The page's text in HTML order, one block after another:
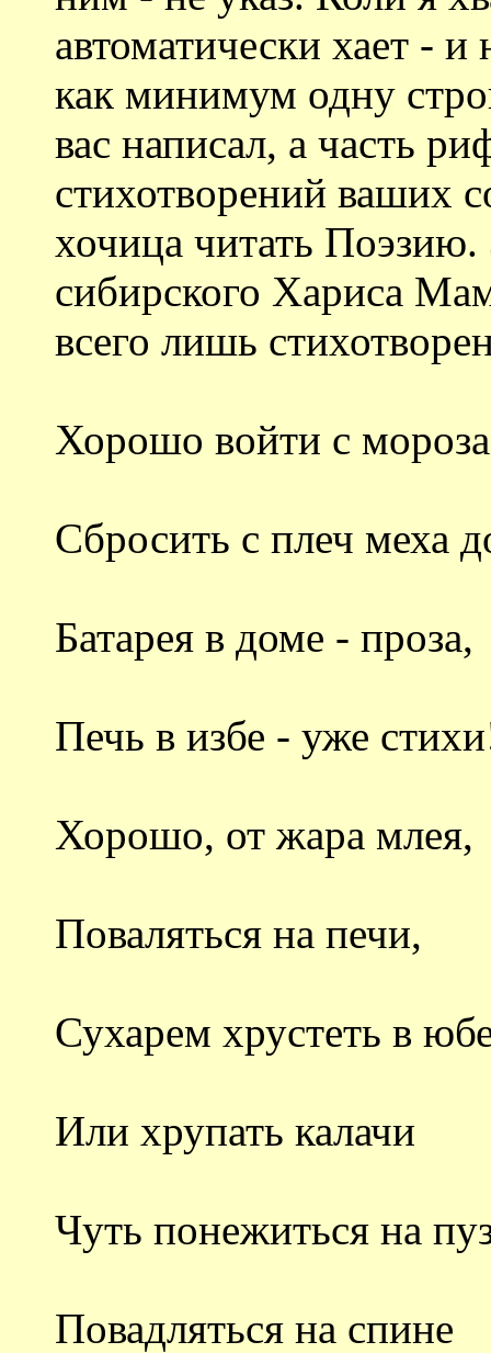
автоматически хает -
как минимум одну
вас написал, а часть
стихотворений ваших
хочица читать Поэзию.
сибирского Хариса
всего лишь
Хорошо войти с мороза
Сбросить с плеч меха
Батарея в доме - проза,
Печь в избе - уже
Хорошо, от жара млея,
Поваляться на печи,
Сухарем хрустеть в
Или хрупать калачи
Чуть понежиться на
Повадляться на спине